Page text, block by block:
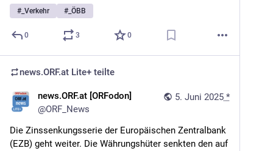
# _Verkehr # _ÖBB
0 3 0
news.ORF.at Lite+ teilte
5. Juni 2025 *
news.ORF.at [ORFodon]
@ORF_News
Die Zinssenkungsserie der Europäischen Zentralbank
(EZB) geht weiter. Die Währungshüter senkten den auf